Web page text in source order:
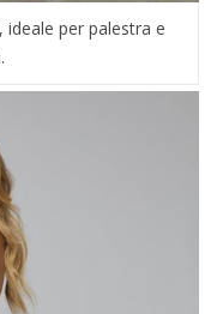
per palestra e